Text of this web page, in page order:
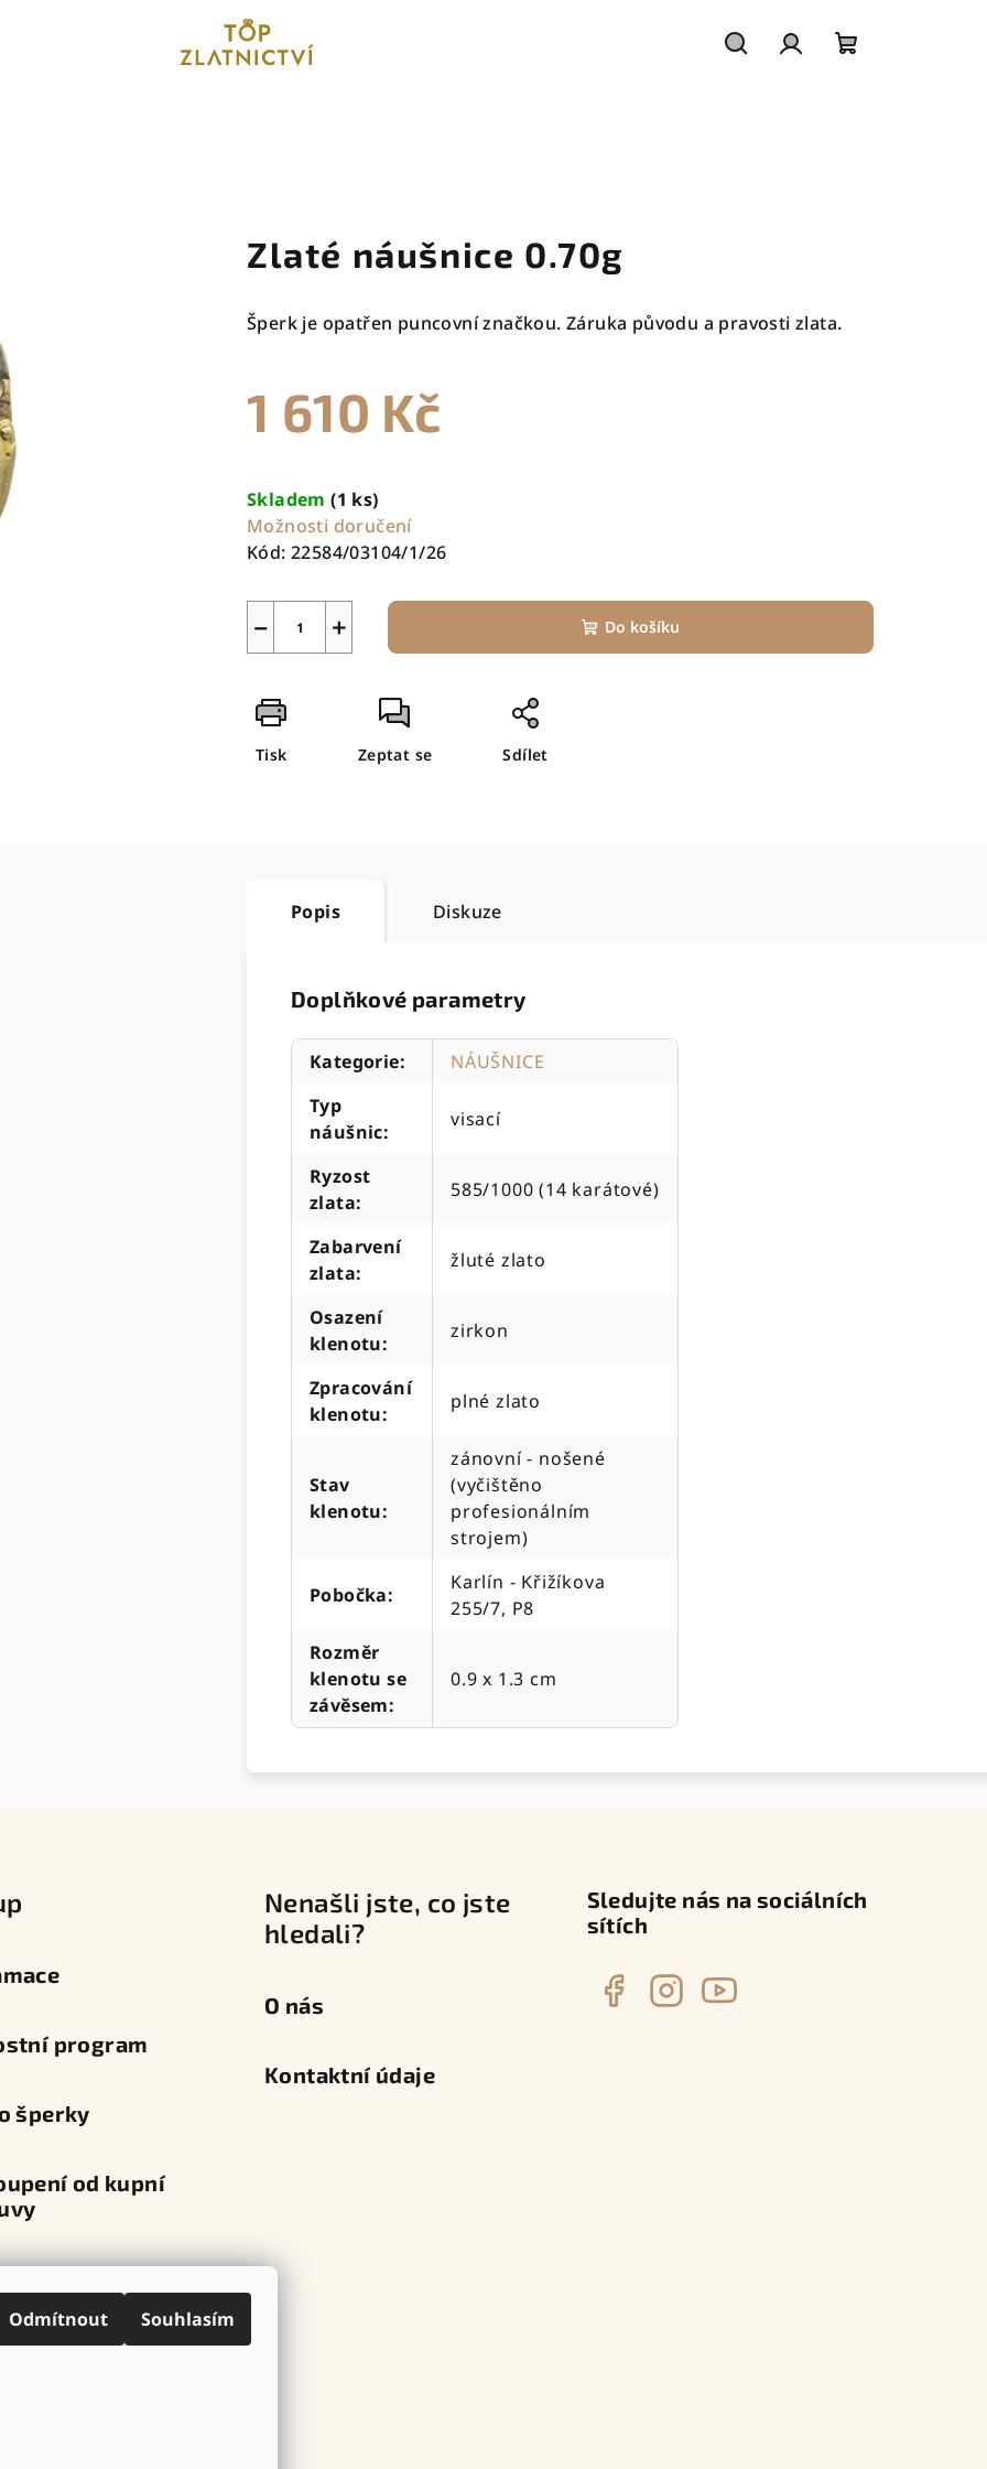
Odmítnout Souhlasím
Zlaté náušnice 0.70g
Šperk je opatřen puncovní značkou. Záruka původu a pravosti zlata.
1 610 Kč
cena:
Skladem(1 ks)
Možnosti doručení
Kód: 22584/03104/1/26
+
− Do košíku
Tisk Zeptat se Sdílet
Popis Diskuze
Doplňkové parametry
Kategorie:
NÁUŠNICE
Typ
náušnic:
visací
Ryzost
zlata:
585/1000 (14 karátové)
Zabarvení
zlata:
žluté zlato
Osazení
klenotu:
zirkon
Zpracování
klenotu:
plné zlato
Stav
klenotu:
zánovní - nošené
(vyčištěno
profesionálním
strojem)
Pobočka:
Karlín - Křižíkova
255/7, P8
Rozměr
klenotu se
závěsem:
0.9 x 1.3 cm
program
šperky
od kupní
místa
Nenašli jste, co jste
hledali?
O nás
Kontaktní údaje
Sledujte nás na sociálních
sítích